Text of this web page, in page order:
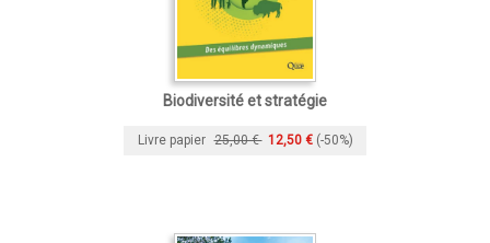
Biodiversité et stratégie
Livre papier 25,00 € 12,50 € (-50%)